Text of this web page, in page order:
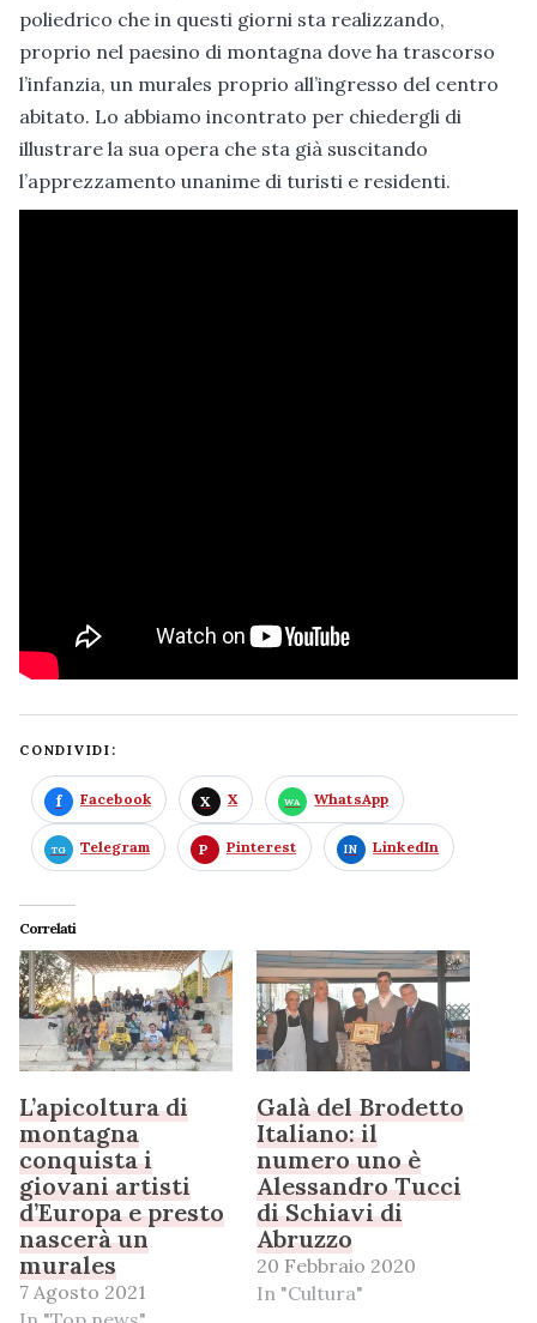
poliedrico che in questi giorni sta realizzando,
proprio nel paesino di montagna dove ha trascorso
l’infanzia, un murales proprio all’ingresso del centro
abitato. Lo abbiamo incontrato per chiedergli di
illustrare la sua opera che sta già suscitando
l’apprezzamento unanime di turisti e residenti.
CONDIVIDI:
Facebook X WhatsApp
Telegram Pinterest LinkedIn
Correlati
L’apicoltura di
montagna
conquista i
giovani artisti
d’Europa e presto
nascerà un
murales
7 Agosto 2021
Galà del Brodetto
Italiano: il
numero uno è
Alessandro Tucci
di Schiavi di
Abruzzo
20 Febbraio 2020
In "Cultura"